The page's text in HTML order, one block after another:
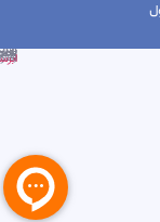
شرکت آینده نوین سام آسیا – طراحی و سئو
ابرسرور